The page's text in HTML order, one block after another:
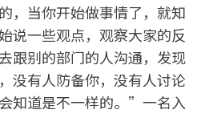
，当你开始做事情了，就知
说一些观点，观察大家的反
跟别的部门的人沟通，发现
没有人防备你，没有人讨论
知道是不一样的。”一名入